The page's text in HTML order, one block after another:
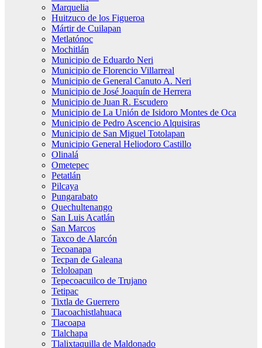
Marquelia
Huitzuco de los Figueroa
Mártir de Cuilapan
Metlatónoc
Mochitlán
Municipio de Eduardo Neri
Municipio de Florencio Villarreal
Municipio de General Canuto A. Neri
Municipio de José Joaquín de Herrera
Municipio de Juan R. Escudero
Municipio de La Unión de Isidoro Montes de Oca
Municipio de Pedro Ascencio Alquisiras
Municipio de San Miguel Totolapan
Municipio General Heliodoro Castillo
Olinalá
Ometepec
Petatlán
Pilcaya
Pungarabato
Quechultenango
San Luis Acatlán
San Marcos
Taxco de Alarcón
Tecoanapa
Tecpan de Galeana
Teloloapan
Tepecoacuilco de Trujano
Tetipac
Tixtla de Guerrero
Tlacoachistlahuaca
Tlacoapa
Tlalchapa
Tlalixtaquilla de Maldonado